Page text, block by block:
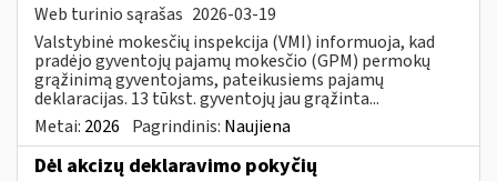
Web turinio sąrašas 2026-03-19
Valstybinė mokesčių inspekcija (VMI) informuoja, kad
pradėjo gyventojų pajamų mokesčio (GPM) permokų
grąžinimą gyventojams, pateikusiems pajamų
deklaracijas. 13 tūkst. gyventojų jau grąžinta...
Metai: 2026 Pagrindinis: Naujiena
​​​​​​​Dėl akcizų deklaravimo pokyčių